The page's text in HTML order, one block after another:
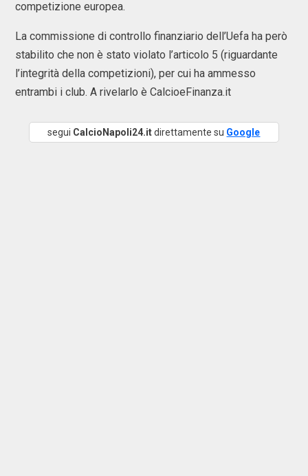
competizione europea.
La commissione di controllo finanziario dell’Uefa ha però
stabilito che non è stato violato l’articolo 5 (riguardante
l’integrità della competizioni), per cui ha ammesso
entrambi i club. A rivelarlo è CalcioeFinanza.it
segui CalcioNapoli24.itdirettamente su Google